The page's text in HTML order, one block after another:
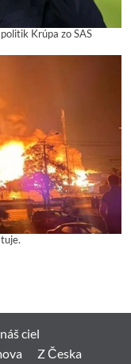
Krúpa zo SAS
ciel
Z Česka